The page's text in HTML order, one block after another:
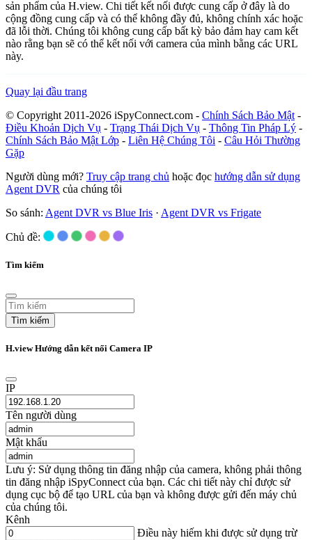
sản phẩm của H.view. Chi tiết kết nối được cung cấp ở đây là do
cộng đồng cung cấp và có thể không đầy đủ, không chính xác hoặc
đã lỗi thời. Chúng tôi không cung cấp bất kỳ bảo đảm hay cam kết
nào rằng bạn sẽ có thể kết nối với camera của mình bằng các URL
này.
Quay lại đầu trang
© Copyright 2011-2026 iSpyConnect.com - Chính Sách Bảo Mật -
Điều Khoản Dịch Vụ - Trạng Thái Dịch Vụ - Thông Tin Pháp Lý -
Chính Sách Bảo Mật Lớp - Liên Hệ Chúng Tôi - Câu Hỏi Thường
Gặp
Người dùng mới? Truy cập trang chủ hoặc đọc hướng dẫn sử dụng
Agent DVR của chúng tôi
So sánh: Agent DVR vs Blue Iris · Agent DVR vs Frigate
Chủ đề:
Tìm kiếm
Tìm kiếm
H.view Hướng dẫn kết nối Camera IP
IP
Tên người dùng
Mật khẩu
Lưu ý: Sử dụng thông tin đăng nhập của camera, không phải thông
tin đăng nhập iSpyConnect của bạn. Các chi tiết này chỉ được sử
dụng cục bộ để tạo URL của bạn và không được gửi đến máy chủ
của chúng tôi.
Kênh
Điều này hiếm khi được sử dụng trừ